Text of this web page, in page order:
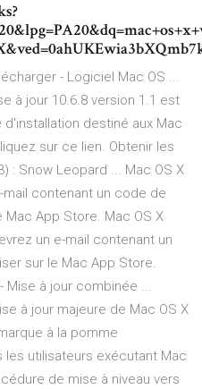
- Logiciel Mac OS ...
à jour 10.6.8 version 1.1 est
destiné aux Mac
sur ce lien. Obtenir les
: Snow Leopard ... Mac OS X
mail contenant un code de
App Store. Mac OS X
un e-mail contenant un
sur le Mac App Store.
Mise à jour combinée ...
à jour majeure de Mac OS X
à la pomme
utilisateurs exécutant Mac
de mise à niveau vers